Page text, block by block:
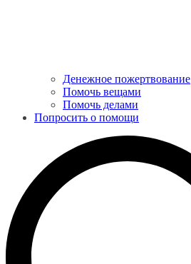
Денежное пожертвование
Помочь вещами
Помочь делами
Попросить о помощи